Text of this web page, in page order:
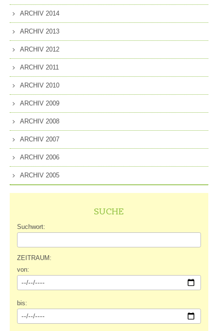
ARCHIV 2014
ARCHIV 2013
ARCHIV 2012
ARCHIV 2011
ARCHIV 2010
ARCHIV 2009
ARCHIV 2008
ARCHIV 2007
ARCHIV 2006
ARCHIV 2005
SUCHE
Suchwort:
ZEITRAUM:
von:
bis: